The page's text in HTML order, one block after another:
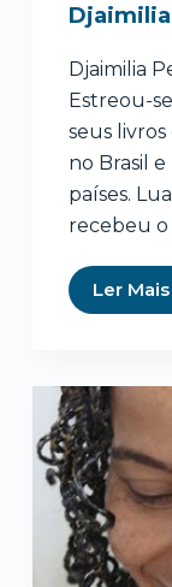
Djaimilia
Estreou-
seus
no Brasil
países.
recebeu o
Ler Mais